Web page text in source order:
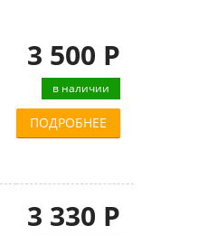
3 500 Р
в наличии
ПОДРОБНЕЕ
3 330 Р